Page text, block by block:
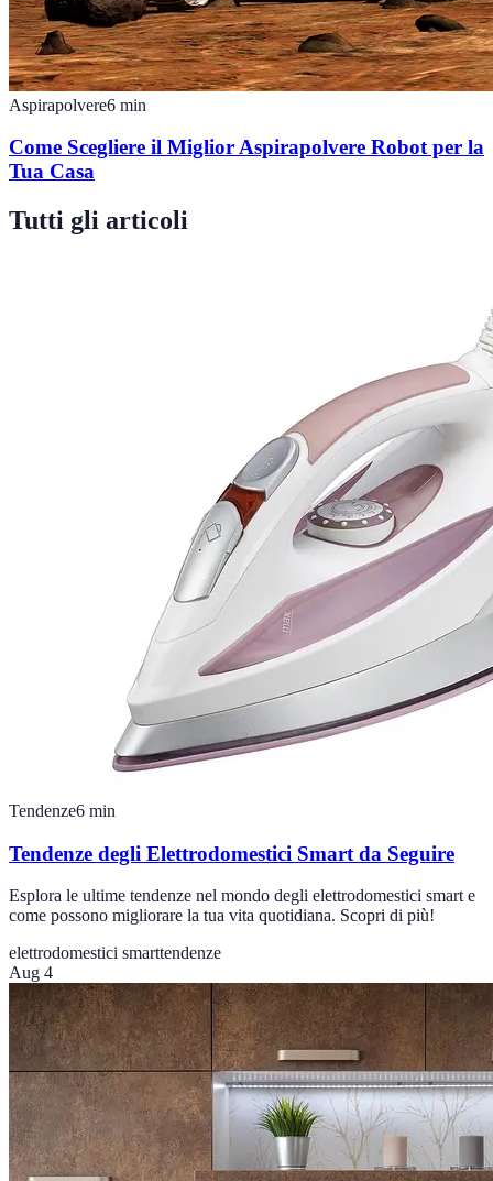
Aspirapolvere6 min
Come Scegliere il Miglior Aspirapolvere Robot per la
Tua Casa
Tutti gli articoli
Tendenze6 min
Tendenze degli Elettrodomestici Smart da Seguire
Esplora le ultime tendenze nel mondo degli elettrodomestici smart e
come possono migliorare la tua vita quotidiana. Scopri di più!
elettrodomestici smarttendenze
Aug 4